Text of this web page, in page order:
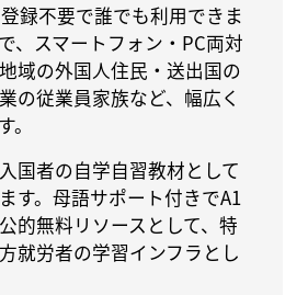
録不要で誰でも利用できま
、スマートフォン・PC両対
域の外国人住民・送出国の
の従業員家族など、幅広く
国者の自学自習教材として
す。母語サポート付きでA1
的無料リソースとして、特
就労者の学習インフラとし